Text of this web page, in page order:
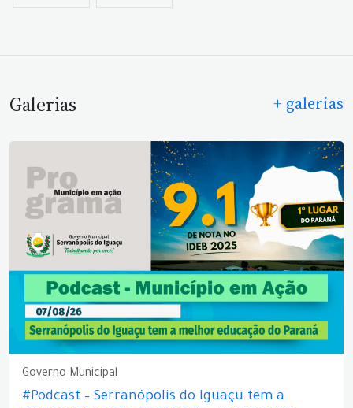
Galerias + galerias
Governo Municipal
#Podcast – Serranópolis do Iguaçu tem a